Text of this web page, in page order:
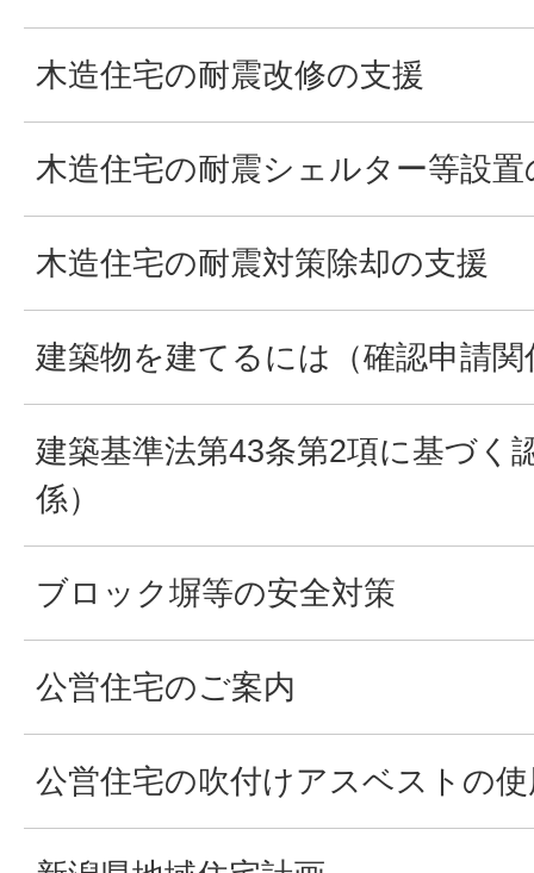
木造住宅の耐震改修の支援
木造住宅の耐震シェルター等設置
木造住宅の耐震対策除却の支援
建築物を建てるには（確認申請関
建築基準法第43条第2項に基づく
係）
ブロック塀等の安全対策
公営住宅のご案内
公営住宅の吹付けアスベストの